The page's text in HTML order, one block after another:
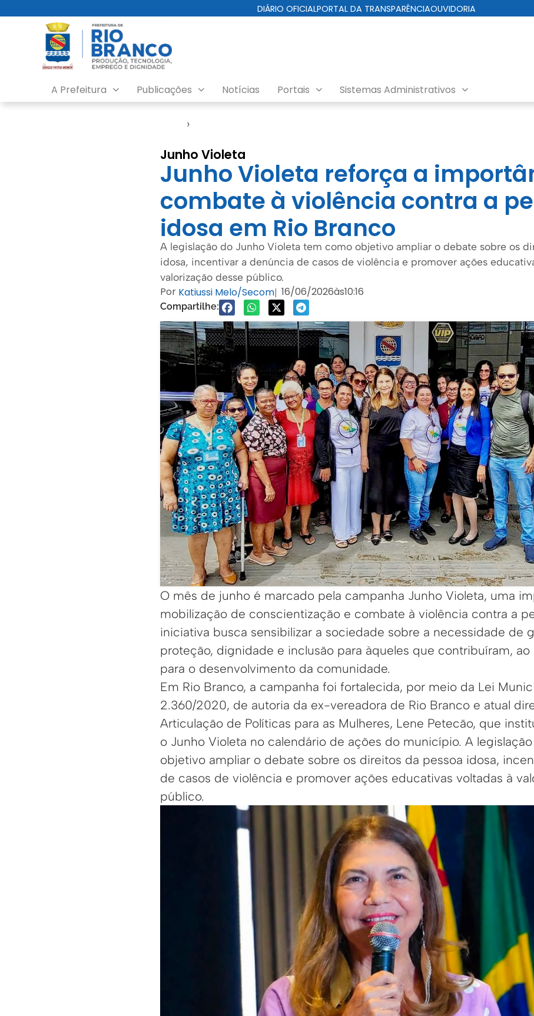
DIÁRIO OFICIALPORTAL DA TRANSPARÊNCIAOUVIDORIA
A Prefeitura Publicações Notícias Portais Sistemas Administrativos
›
Junho Violeta
Junho Violeta reforça a
combate à violência contra a
idosa em Rio Branco
A legislação do Junho Violeta tem como objetivo ampliar o debate sobre os
idosa, incentivar a denúncia de casos de violência e promover ações
valorização desse público.
Por Katiussi Melo/Secom| 16/06/2026às10:16
Compartilhe:
O mês de junho é marcado pela campanha Junho Violeta, uma
mobilização de conscientização e combate à violência contra a
iniciativa busca sensibilizar a sociedade sobre a necessidade de
proteção, dignidade e inclusão para àqueles que contribuíram, ao
para o desenvolvimento da comunidade.
Em Rio Branco, a campanha foi fortalecida, por meio da Lei
2.360/2020, de autoria da ex-vereadora de Rio Branco e atual
Articulação de Políticas para as Mulheres, Lene Petecão, que
o Junho Violeta no calendário de ações do município. A
objetivo ampliar o debate sobre os direitos da pessoa idosa,
de casos de violência e promover ações educativas voltadas à
público.